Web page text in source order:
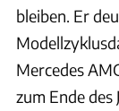
bleiben. Er
Mercedes
zum Ende